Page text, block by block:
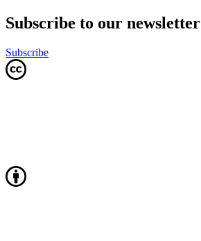
Subscribe to our newsletter
Subscribe